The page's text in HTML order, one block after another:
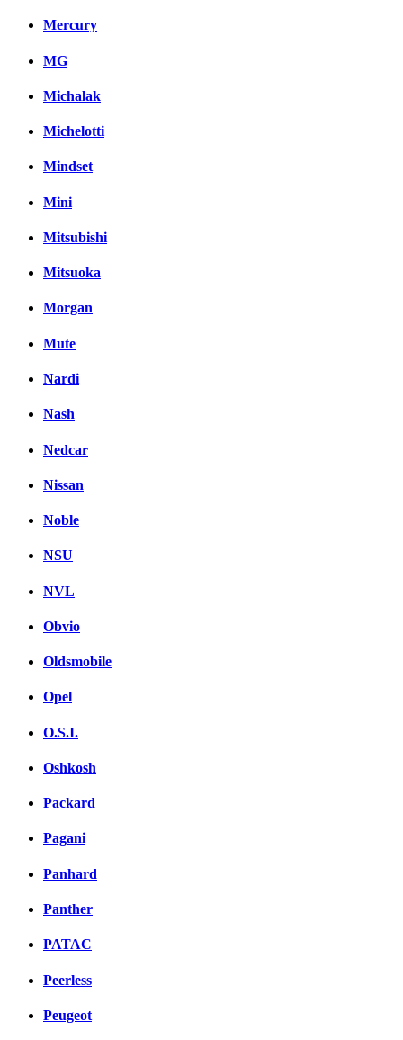
Mercury
MG
Michalak
Michelotti
Mindset
Mini
Mitsubishi
Mitsuoka
Morgan
Mute
Nardi
Nash
Nedcar
Nissan
Noble
NSU
NVL
Obvio
Oldsmobile
Opel
O.S.I.
Oshkosh
Packard
Pagani
Panhard
Panther
PATAC
Peerless
Peugeot